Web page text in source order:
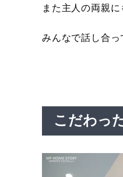
また主人の両親
みんなで話し合っ
こだわっ